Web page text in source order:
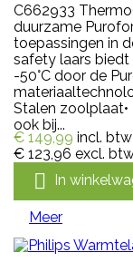
C662933
duurzame
toepassingen in
safety laars
-50°C door de
Stalen
ook bij...
€ 149,99 incl. btw
€ 123,96 excl.
 In
Meer